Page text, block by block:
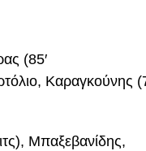
(85′
Καραγκούνης
Μπαξεβανίδης,